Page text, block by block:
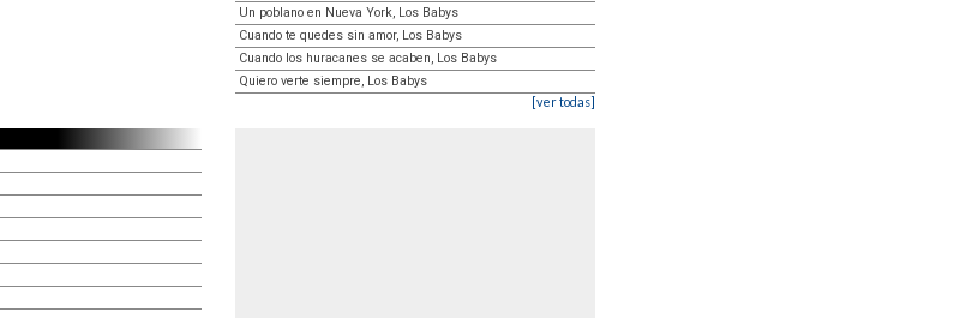
Un poblano en Nueva York, Los Babys
Cuando te quedes sin amor, Los Babys
Cuando los huracanes se acaben, Los Babys
Quiero verte siempre, Los Babys
[ver todas]